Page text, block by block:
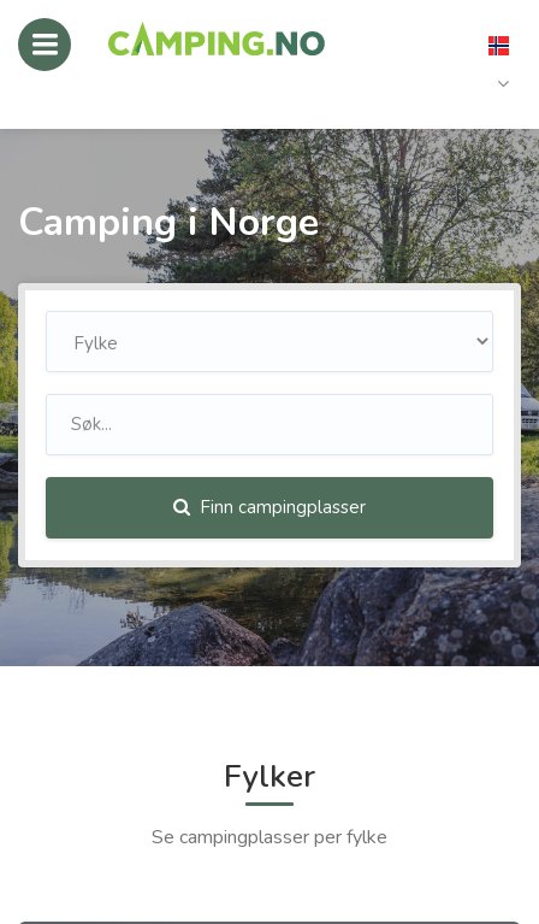
Camping i Norge
Finn campingplasser
Fylker
Se campingplasser per fylke